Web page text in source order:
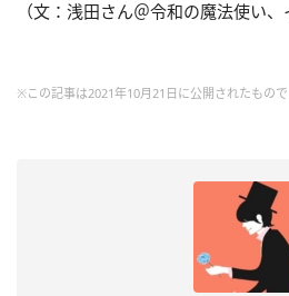
（文：浅田さん＠令和の魔法使い、
※この記事は2021年10月21日に公開されたもの